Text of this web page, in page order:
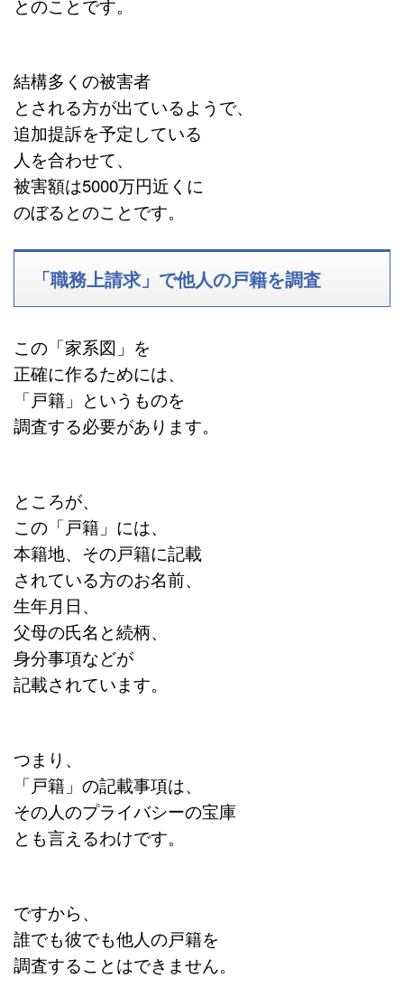
とのことです。
結構多くの被害者
とされる方が出ているようで、
追加提訴を予定している
人を合わせて、
被害額は5000万円近くに
のぼるとのことです。
「職務上請求」で他人の戸籍を調査
この「家系図」を
正確に作るためには、
「戸籍」というものを
調査する必要があります。
ところが、
この「戸籍」には、
本籍地、その戸籍に記載
されている方のお名前、
生年月日、
父母の氏名と続柄、
身分事項などが
記載されています。
つまり、
「戸籍」の記載事項は、
その人のプライバシーの宝庫
とも言えるわけです。
ですから、
誰でも彼でも他人の戸籍を
調査することはできません。